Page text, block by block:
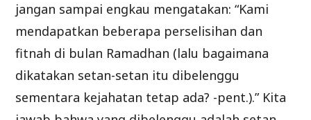
jangan sampai engkau mengatakan: “Kami
mendapatkan beberapa perselisihan dan
fitnah di bulan Ramadhan (lalu bagaimana
dikatakan setan-setan itu dibelenggu
sementara kejahatan tetap ada? -pent.).” Kita